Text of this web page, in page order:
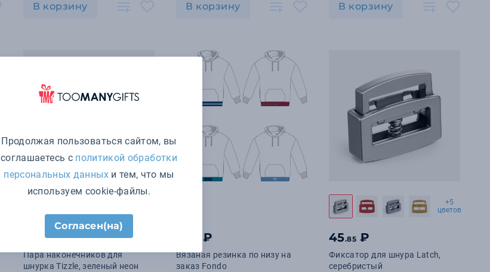
В корзину В корзину В корзину
.90₽
Пара наконечников для
шнурка Tizzle, зеленый неон
852 ₽
Вязаная резинка по низу на
заказ Fondo
+5
цветов
45.85 ₽
Фиксатор для шнура Latch,
серебристый
Продолжая пользоваться сайтом, вы
соглашаетесь с политикой обработки
персональных данныхи тем, что мы
используем cookie-файлы.
Согласен(на)